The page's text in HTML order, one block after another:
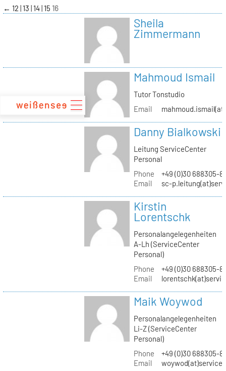
zum
Inhalt
← 12 13 14 15 16
Sheila
Zimmermann
Mahmoud Ismail
Tutor Tonstudio
Email
Danny Bialkowski
Leitung ServiceCenter
Personal
Phone
+49 (0)30 688305-
Email
sc-
Kirstin
Lorentschk
Personalangelegenheiten
A-Lh (ServiceCenter
Personal)
Phone
+49 (0)30 688305-
Email
Maik Woywod
Personalangelegenheiten
Li-Z (ServiceCenter
Personal)
Phone
+49 (0)30 688305-
Email